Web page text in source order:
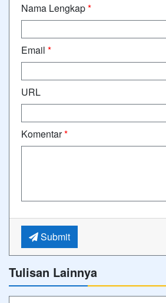
Nama Lengkap*
Email *
URL
Komentar*
Submit
Tulisan Lainnya